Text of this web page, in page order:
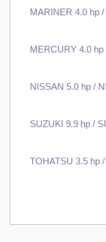
MARINER 4.0 hp
MERCURY 4.0
NISSAN 5.0 hp /
SUZUKI 9.9 hp /
TOHATSU 3.5 hp
Görüş ve önerileriniz